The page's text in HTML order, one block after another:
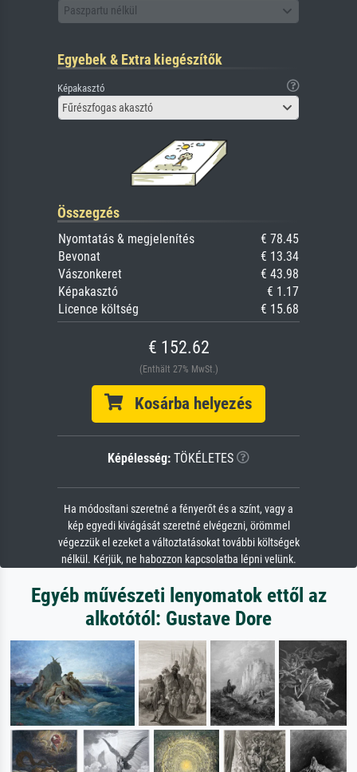
Paszpartu nélkül
Egyebek & Extra kiegészítők
Képakasztó
Fűrészfogas akasztó
Összegzés
Nyomtatás & megjelenítés
€ 78.45
Bevonat
€ 13.34
Vászonkeret
€ 43.98
Képakasztó
€ 1.17
Licence költség
€ 15.68
€ 152.62
(Enthält 27% MwSt.)
Kosárba helyezés
Képélesség: TÖKÉLETES
Ha módosítani szeretné a fényerőt és a színt, vagy a
kép egyedi kivágását szeretné elvégezni, örömmel
végezzük el ezeket a változtatásokat további költségek
nélkül. Kérjük, ne habozzon kapcsolatba lépni velünk.
Egyéb művészeti lenyomatok ettől az
alkotótól: Gustave Dore